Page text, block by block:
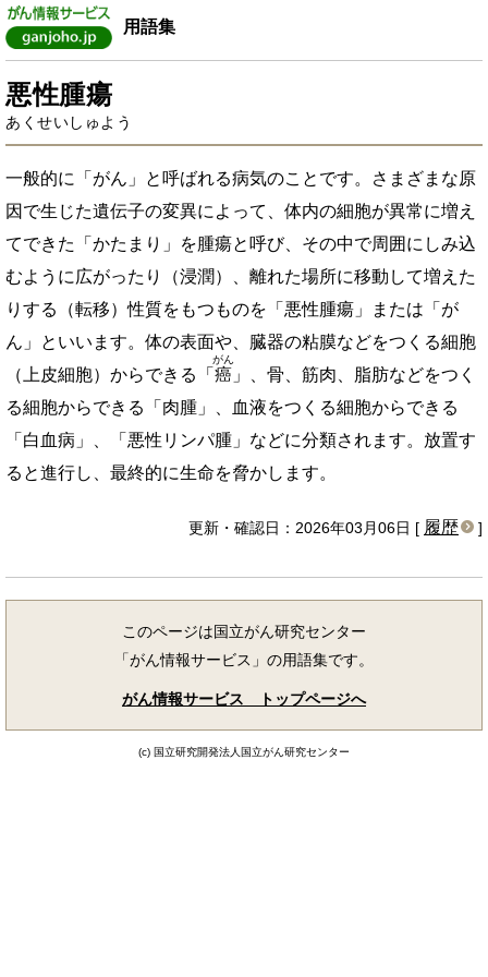
用語集
悪性腫瘍
あくせいしゅよう
一般的に「がん」と呼ばれる病気のことです。さまざまな原
因で生じた遺伝子の変異によって、体内の細胞が異常に増え
てできた「かたまり」を腫瘍と呼び、その中で周囲にしみ込
むように広がったり（浸潤）、離れた場所に移動して増えた
りする（転移）性質をもつものを「悪性腫瘍」または「が
ん」といいます。体の表面や、臓器の粘膜などをつくる細胞
（上皮細胞）からできる「 癌
がん
」、骨、筋肉、脂肪などをつく
る細胞からできる「肉腫」、血液をつくる細胞からできる
「白血病」、「悪性リンパ腫」などに分類されます。放置す
ると進行し、最終的に生命を脅かします。
更新・確認日：2026年03月06日 [ 履歴 ]
このページは国立がん研究センター
「がん情報サービス」の用語集です。
がん情報サービス トップページへ
(c) 国立研究開発法人国立がん研究センター